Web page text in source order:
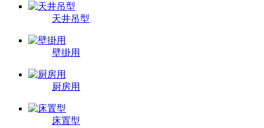
天井吊型
壁掛用
厨房用
床置型